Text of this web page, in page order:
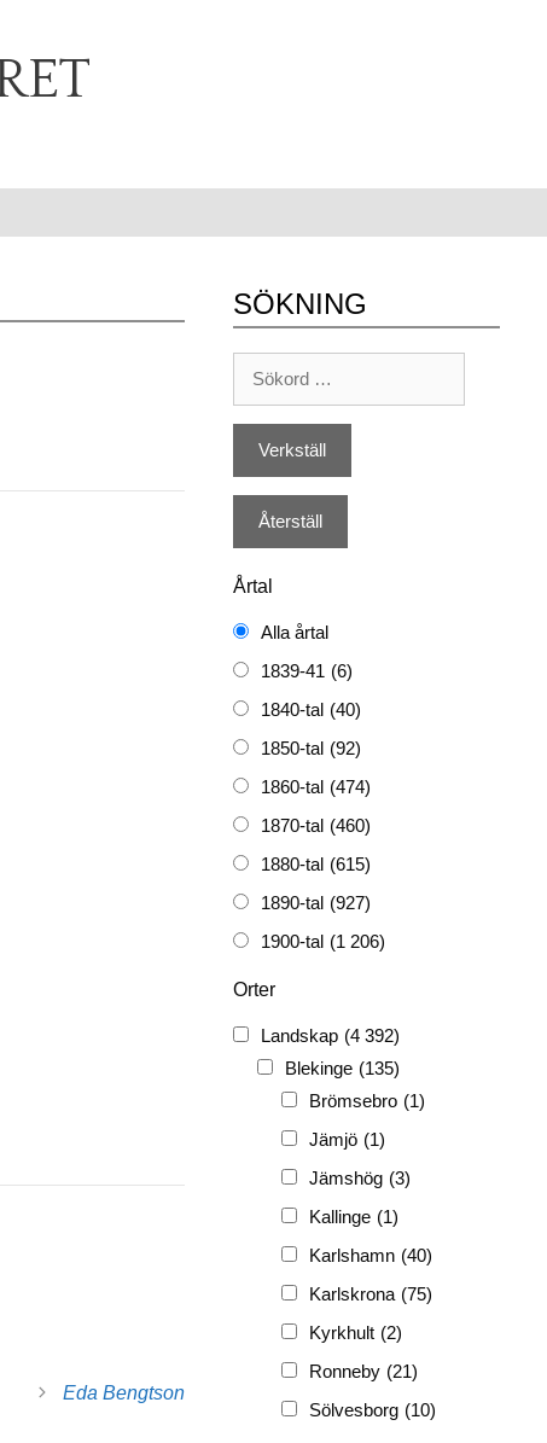
Eda Bengtson
SÖKNING
Årtal
Alla årtal
1839-41 (6)
1840-tal (40)
1850-tal (92)
1860-tal (474)
1870-tal (460)
1880-tal (615)
1890-tal (927)
1900-tal (1 206)
FH
(338)
FRG
(3 189)
PF (3 882)
PIONJÄR (129)
Orter
Landskap (4 392)
Blekinge (135)
Brömsebro (1)
Jämjö (1)
Jämshög (3)
Kallinge (1)
Karlshamn (40)
Karlskrona (75)
Kyrkhult (2)
Ronneby (21)
Sölvesborg (10)